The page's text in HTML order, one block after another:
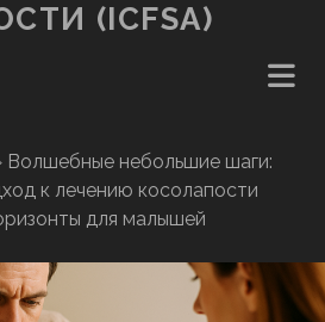
(ICFSA)
Волшебные небольшие шаги:
к лечению косолапости
для малышей